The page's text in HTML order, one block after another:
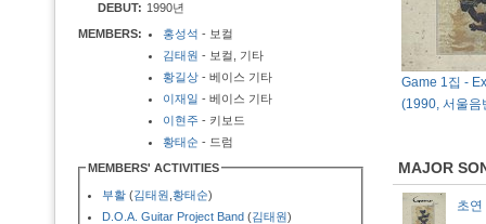
DEBUT: 1990년
MEMBERS:
홍성석 - 보컬
김태원 - 보컬, 기타
황길상 - 베이스 기타
이재일 - 베이스 기타
이현주 - 키보드
황태순 - 드럼
MEMBERS' ACTIVITIES
부활 (김태원 황태순)
D.O.A. Guitar Project Band (김태원)
Game 1집 -
(1990, 서울음
MAJOR
초